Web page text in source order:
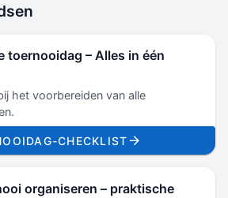
toernooidag – Alles in één
het voorbereiden van alle
CHECKLIST
organiseren – praktische